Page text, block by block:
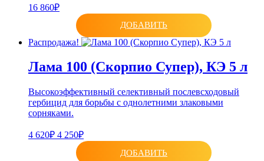
16 860₽
ДОБАВИТЬ
Распродажа!
Лама 100 (Скорпио Супер), КЭ 5 л
Высокоэффективный селективный послевсходовый
гербицид для борьбы с однолетними злаковыми
сорняками.
4 620₽ 4 250₽
ДОБАВИТЬ